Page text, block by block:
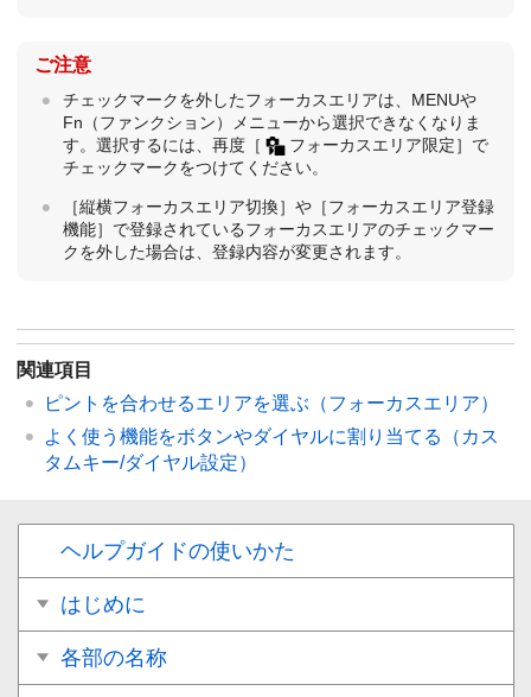
ご注意
チェックマークを外したフォーカスエリアは、MENUや
Fn（ファンクション）メニューから選択できなくなりま
す。選択するには、再度［ フォーカスエリア限定］ で
チェックマークをつけてください。
［縦横フォーカスエリア切換］ や［フォーカスエリア登録
機能］ で登録されているフォーカスエリアのチェックマー
クを外した場合は、登録内容が変更されます。
関連項目
ピントを合わせるエリアを選ぶ（フォーカスエリア）
よく使う機能をボタンやダイヤルに割り当てる（ カス
タムキー/ダイヤル設定）
ヘルプガイドの使いかた
はじめに
各部の名称